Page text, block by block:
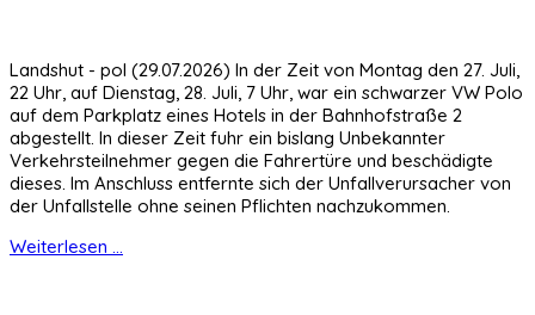
Landshut - pol (29.07.2026) In der Zeit von Montag den 27. Juli,
22 Uhr, auf Dienstag, 28. Juli, 7 Uhr, war ein schwarzer VW Polo
auf dem Parkplatz eines Hotels in der Bahnhofstraße 2
abgestellt. In dieser Zeit fuhr ein bislang Unbekannter
Verkehrsteilnehmer gegen die Fahrertüre und beschädigte
dieses. Im Anschluss entfernte sich der Unfallverursacher von
der Unfallstelle ohne seinen Pflichten nachzukommen.
Weiterlesen ...